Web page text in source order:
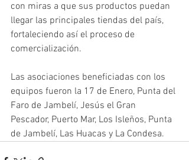
con miras a que sus productos puedan
llegar las principales tiendas del país,
fortaleciendo así el proceso de
comercialización.
Las asociaciones beneficiadas con los
equipos fueron la 17 de Enero, Punta del
Faro de Jambelí, Jesús el Gran
Pescador, Puerto Mar, Los Isleños, Punta
de Jambelí, Las Huacas y La Condesa.